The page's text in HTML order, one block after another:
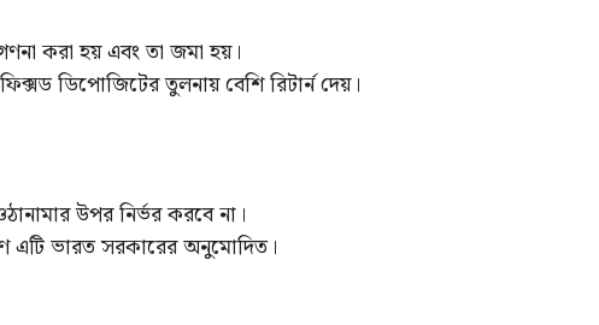
করা হয় এবং তা জমা হয়।
ডিপোজিটের তুলনায় বেশি রিটার্ন দেয়।
উপর নির্ভর করবে না।
এটি ভারত সরকারের অনুমোদিত।